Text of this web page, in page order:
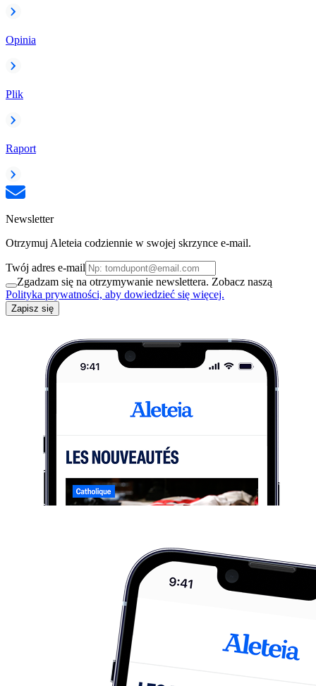
Opinia
Plik
Raport
Newsletter
Otrzymuj Aleteia codziennie w swojej skrzynce e-mail.
Twój adres e-mail
Zgadzam się na otrzymywanie newslettera. Zobacz naszą
Polityka prywatności, aby dowiedzieć się więcej.
Zapisz się